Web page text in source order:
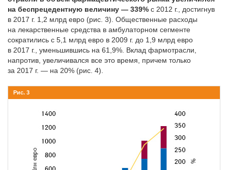
на беспрецедентную величину — 339% с 2012 г., достигнув
в 2017 г. 1,2 млрд евро (рис. 3). Общественные расходы
на лекарственные средства в амбулаторном сегменте
сократились с 5,1 млрд евро в 2009 г. до 1,9 млрд евро
в 2017 г., уменьшившись на 61,9%. Вклад фарм­отрасли,
напротив, увеличивался все это время, причем только
за 2017 г. — на 20% (рис. 4).
Рис. 3